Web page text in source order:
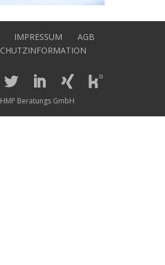
IMPRESSUM
AGB
Beratungs GmbH